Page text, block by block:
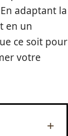
adaptant la
en un
ce soit pour
votre